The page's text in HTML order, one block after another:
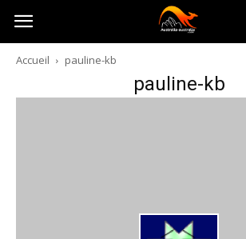
Australia-
australie.com
Accueil pauline-kb
pauline-kb